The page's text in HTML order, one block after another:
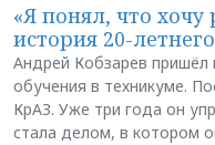
«Я понял, что хочу
история 20-
Андрей Кобзарев пришёл
обучения в техникуме.
КрАЗ. Уже три года он
стала делом, в котором